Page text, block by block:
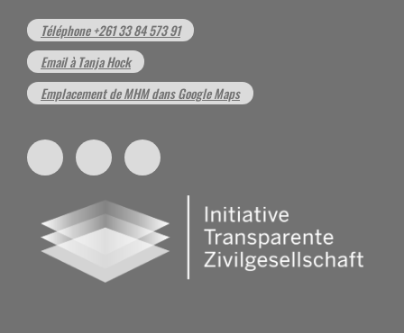
Téléphone +261 33 84 573 91
Email à Tanja Hock
Emplacement de MHM dans Google Maps